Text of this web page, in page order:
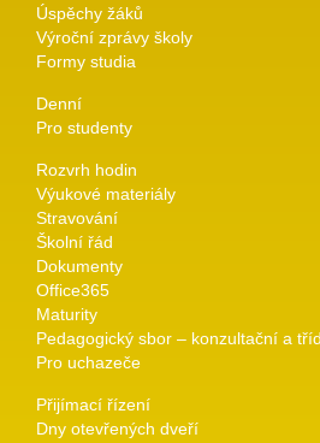
Úspěchy žáků
Výroční zprávy školy
Formy studia
Denní
Pro studenty
Rozvrh hodin
Výukové materiály
Stravování
Školní řád
Dokumenty
Office365
Maturity
Pedagogický sbor – konzultační a
Pro uchazeče
Přijímací řízení
Dny otevřených dveří